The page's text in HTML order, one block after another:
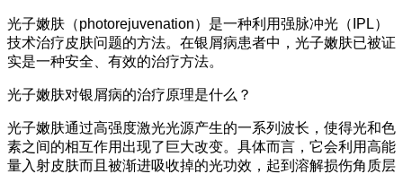
光子嫩肤（photorejuvenation）是一种利用强脉冲光（IPL）
技术治疗皮肤问题的方法。在银屑病患者中，光子嫩肤已被证
实是一种安全、有效的治疗方法。
光子嫩肤对银屑病的治疗原理是什么？
光子嫩肤通过高强度激光光源产生的一系列波长，使得光和色
素之间的相互作用出现了巨大改变。具体而言，它会利用高能
量入射皮肤而且被渐进吸收掉的光功效，起到溶解损伤角质层